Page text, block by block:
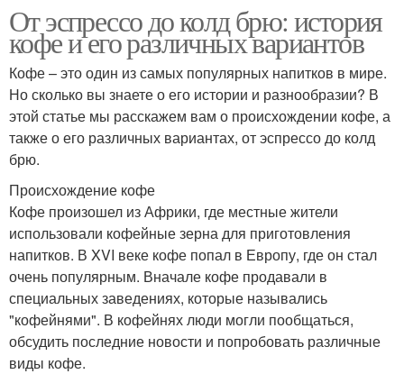
От эспрессо до колд брю: история
кофе и его различных вариантов
Кофе – это один из самых популярных напитков в мире.
Но сколько вы знаете о его истории и разнообразии? В
этой статье мы расскажем вам о происхождении кофе, а
также о его различных вариантах, от эспрессо до колд
брю.
Происхождение кофе
Кофе произошел из Африки, где местные жители
использовали кофейные зерна для приготовления
напитков. В XVI веке кофе попал в Европу, где он стал
очень популярным. Вначале кофе продавали в
специальных заведениях, которые назывались
"кофейнями". В кофейнях люди могли пообщаться,
обсудить последние новости и попробовать различные
виды кофе.